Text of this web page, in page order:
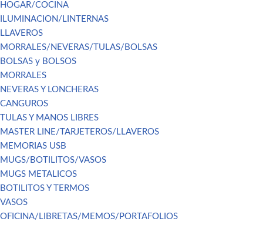
HOGAR/COCINA
ILUMINACION/LINTERNAS
LLAVEROS
MORRALES/NEVERAS/TULAS/BOLSAS
BOLSAS y BOLSOS
MORRALES
NEVERAS Y LONCHERAS
CANGUROS
TULAS Y MANOS LIBRES
MASTER LINE/TARJETEROS/LLAVEROS
MEMORIAS USB
MUGS/BOTILITOS/VASOS
MUGS METALICOS
BOTILITOS Y TERMOS
VASOS
OFICINA/LIBRETAS/MEMOS/PORTAFOLIOS